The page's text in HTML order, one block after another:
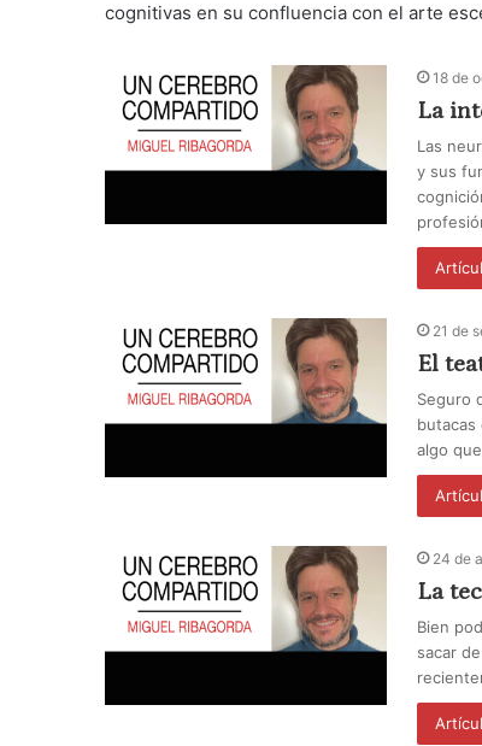
cognitivas en su confluencia con el arte
18 de
La
Las
y sus
21 de
El
Seguro
butacas
algo
24 de
La
Bien
sacar